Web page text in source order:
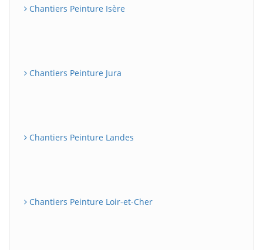
Chantiers Peinture Isère
Chantiers Peinture Jura
Chantiers Peinture Landes
Chantiers Peinture Loir-et-Cher